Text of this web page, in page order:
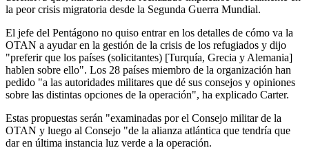
la peor crisis migratoria desde la Segunda Guerra Mundial.
El jefe del Pentágono no quiso entrar en los detalles de cómo va la
OTAN a ayudar en la gestión de la crisis de los refugiados y dijo
"preferir que los países (solicitantes) [Turquía, Grecia y Alemania]
hablen sobre ello". Los 28 países miembro de la organización han
pedido "a las autoridades militares que dé sus consejos y opiniones
sobre las distintas opciones de la operación", ha explicado Carter.
Estas propuestas serán "examinadas por el Consejo militar de la
OTAN y luego al Consejo "de la alianza atlántica que tendría que
dar en última instancia luz verde a la operación.